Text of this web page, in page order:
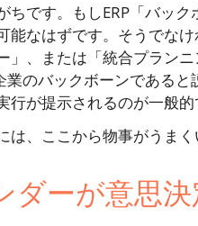
です。もしERP「バッ
なはずです。そうでな
」、または「統合プラン
のバックボーンである
が提示されるのが一般的
、ここから物事がうまく
ダーが意思